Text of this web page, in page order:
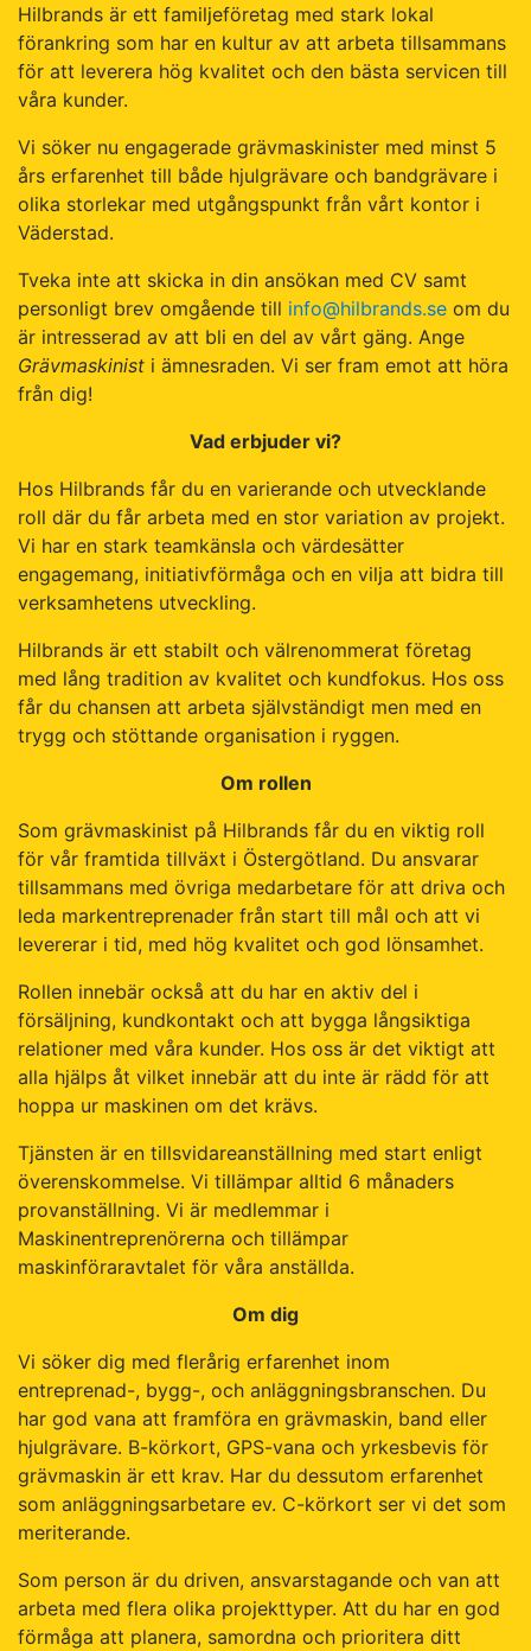
Hilbrands är ett familjeföretag med stark lokal
förankring som har en kultur av att arbeta tillsammans
för att leverera hög kvalitet och den bästa servicen till
våra kunder.
Vi söker nu engagerade grävmaskinister med minst 5
års erfarenhet till både hjulgrävare och bandgrävare i
olika storlekar med utgångspunkt från vårt kontor i
Väderstad.
Tveka inte att skicka in din ansökan med CV samt
personligt brev omgående till info@hilbrands.se om du
är intresserad av att bli en del av vårt gäng. Ange
Grävmaskinist i ämnesraden. Vi ser fram emot att höra
från dig!
Vad erbjuder vi?
Hos Hilbrands får du en varierande och utvecklande
roll där du får arbeta med en stor variation av projekt.
Vi har en stark teamkänsla och värdesätter
engagemang, initiativförmåga och en vilja att bidra till
verksamhetens utveckling.
Hilbrands är ett stabilt och välrenommerat företag
med lång tradition av kvalitet och kundfokus. Hos oss
får du chansen att arbeta självständigt men med en
trygg och stöttande organisation i ryggen.
Om rollen
Som grävmaskinist på Hilbrands får du en viktig roll
för vår framtida tillväxt i Östergötland. Du ansvarar
tillsammans med övriga medarbetare för att driva och
leda markentreprenader från start till mål och att vi
levererar i tid, med hög kvalitet och god lönsamhet.
Rollen innebär också att du har en aktiv del i
försäljning, kundkontakt och att bygga långsiktiga
relationer med våra kunder. Hos oss är det viktigt att
alla hjälps åt vilket innebär att du inte är rädd för att
hoppa ur maskinen om det krävs.
Tjänsten är en tillsvidareanställning med start enligt
överenskommelse. Vi tillämpar alltid 6 månaders
provanställning. Vi är medlemmar i
Maskinentreprenörerna och tillämpar
maskinföraravtalet för våra anställda.
Om dig
Vi söker dig med flerårig erfarenhet inom
entreprenad-, bygg-, och anläggningsbranschen. Du
har god vana att framföra en grävmaskin, band eller
hjulgrävare. B-körkort, GPS-vana och yrkesbevis för
grävmaskin är ett krav. Har du dessutom erfarenhet
som anläggningsarbetare ev. C-körkort ser vi det som
meriterande.
Som person är du driven, ansvarstagande och van att
arbeta med flera olika projekttyper. Att du har en god
förmåga att planera, samordna och prioritera ditt